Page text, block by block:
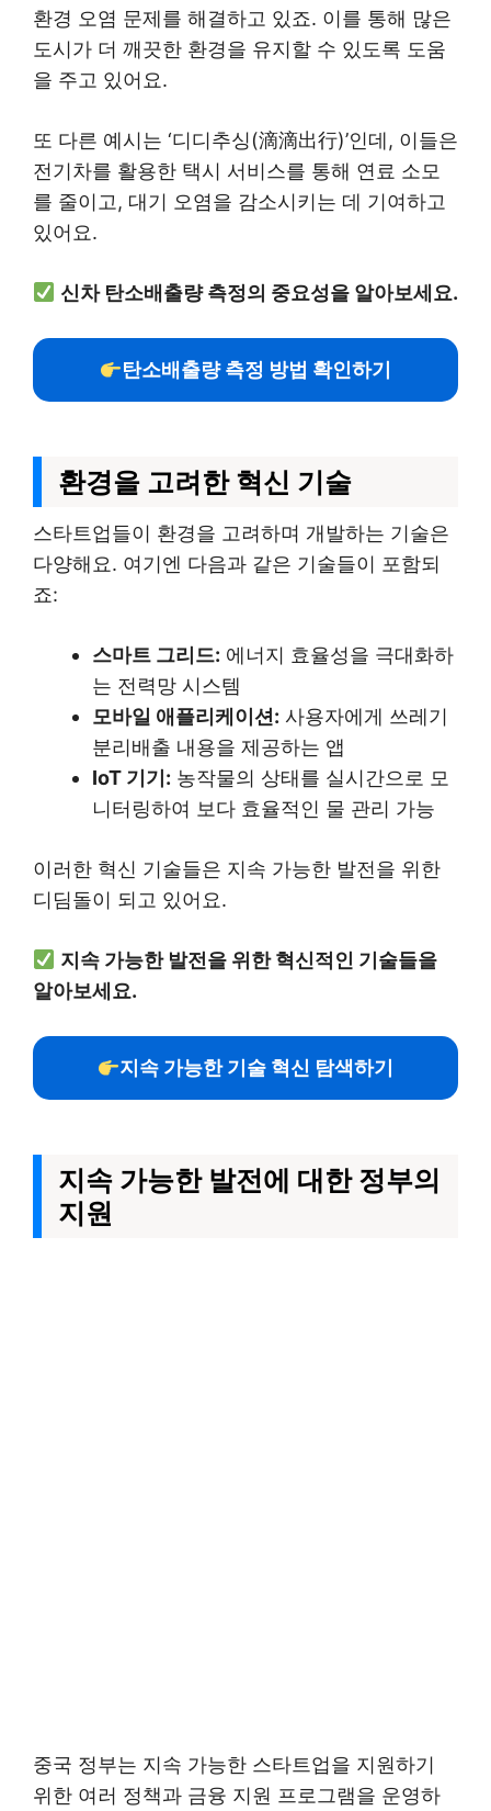
환경 오염 문제를 해결하고 있죠. 이를 통해 많은
도시가 더 깨끗한 환경을 유지할 수 있도록 도움
을 주고 있어요.
또 다른 예시는 ‘디디추싱(滴滴出行)’인데, 이들은
전기차를 활용한 택시 서비스를 통해 연료 소모
를 줄이고, 대기 오염을 감소시키는 데 기여하고
있어요.
신차 탄소배출량 측정의 중요성을 알아보세요.
탄소배출량 측정 방법 확인하기
환경을 고려한 혁신 기술
스타트업들이 환경을 고려하며 개발하는 기술은
다양해요. 여기엔 다음과 같은 기술들이 포함되
죠:
스마트 그리드: 에너지 효율성을 극대화하
는 전력망 시스템
모바일 애플리케이션: 사용자에게 쓰레기
분리배출 내용을 제공하는 앱
IoT 기기: 농작물의 상태를 실시간으로 모
니터링하여 보다 효율적인 물 관리 가능
이러한 혁신 기술들은 지속 가능한 발전을 위한
디딤돌이 되고 있어요.
지속 가능한 발전을 위한 혁신적인 기술들을
알아보세요.
지속 가능한 기술 혁신 탐색하기
지속 가능한 발전에 대한 정부의
지원
중국 정부는 지속 가능한 스타트업을 지원하기
위한 여러 정책과 금융 지원 프로그램을 운영하